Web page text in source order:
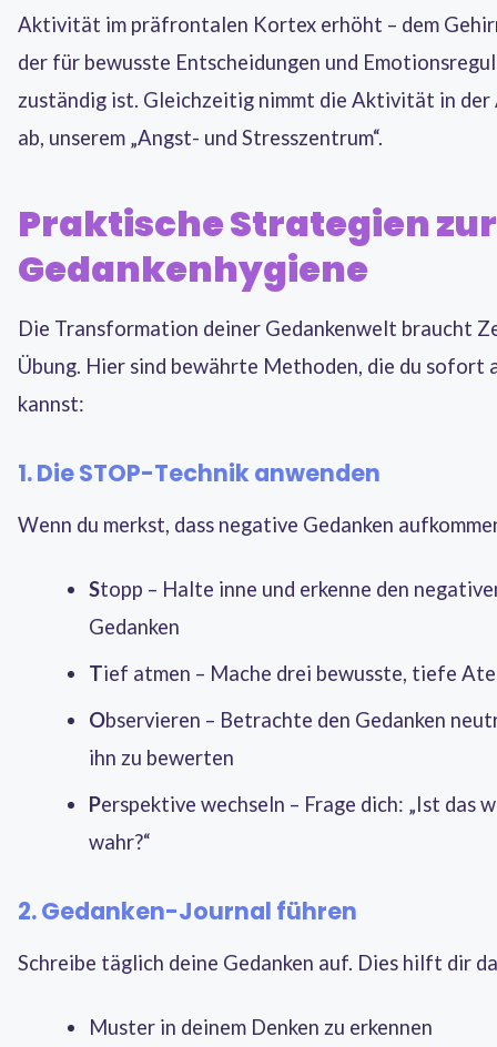
Aktivität im präfrontalen Kortex erhöht – dem
der für bewusste Entscheidungen und
zuständig ist. Gleichzeitig nimmt die Aktivität in der
ab, unserem „Angst- und Stresszentrum“.
Praktische Strategien zur
Gedankenhygiene
Die Transformation deiner Gedankenwelt braucht
Übung. Hier sind bewährte Methoden, die du sofort
kannst:
1. Die STOP-Technik anwenden
Wenn du merkst, dass negative Gedanken
Stopp – Halte inne und erkenne den
Gedanken
Tief atmen – Mache drei bewusste, tiefe
Observieren – Betrachte den Gedanken
ihn zu bewerten
Perspektive wechseln – Frage dich: „Ist das
wahr?“
2. Gedanken-Journal führen
Schreibe täglich deine Gedanken auf. Dies hilft dir
Muster in deinem Denken zu erkennen